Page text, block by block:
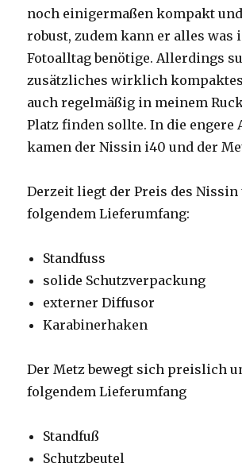
noch einigermaßen kompakt
robust, zudem kann er alles was
Fotoalltag benötige. Allerdings
zusätzliches wirklich kompaktes
auch regelmäßig in meinem
Platz finden sollte. In die engere
kamen der Nissin i40 und der
Derzeit liegt der Preis des Nissin
folgendem Lieferumfang:
Standfuss
solide Schutzverpackung
externer Diffusor
Karabinerhaken
Der Metz bewegt sich preislich
folgendem Lieferumfang
Standfuß
Schutzbeutel